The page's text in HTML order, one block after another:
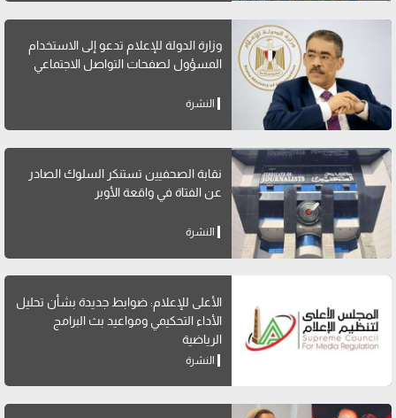
وزارة الدولة للإعلام تدعو إلى الاستخدام
المسؤول لصفحات التواصل الاجتماعي
النشرة
نقابة الصحفيين تستنكر السلوك الصادر
عن الفتاة في واقعة الأوبر
النشرة
الأعلى للإعلام: ضوابط جديدة بشأن تحليل
الأداء التحكيمي ومواعيد بث البرامج
الرياضية
النشرة